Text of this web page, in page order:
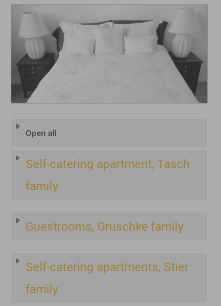
Open all
Self-catering apartment, Tasch
family
Guestrooms, Gruschke family
Self-catering apartments, Stier
family